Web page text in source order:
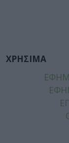
ΧΡΗΣΙΜΑ